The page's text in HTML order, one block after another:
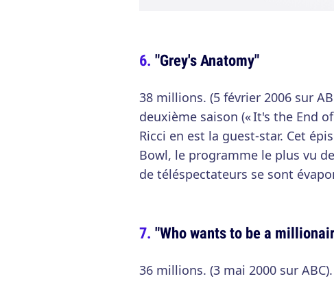
"Grey's Anatomy"
38 millions. (5 février 2006 sur
deuxième saison (« It's the End
Ricci en est la guest-star. Cet
Bowl, le programme le plus vu
de téléspectateurs se sont
"Who wants to be a
36 millions. (3 mai 2000 sur